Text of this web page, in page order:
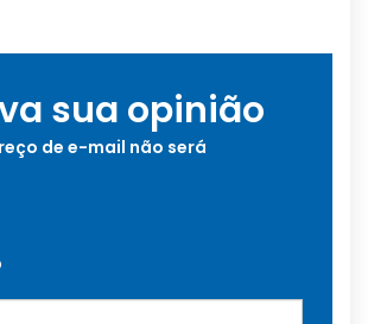
sua opinião
de e-mail não será